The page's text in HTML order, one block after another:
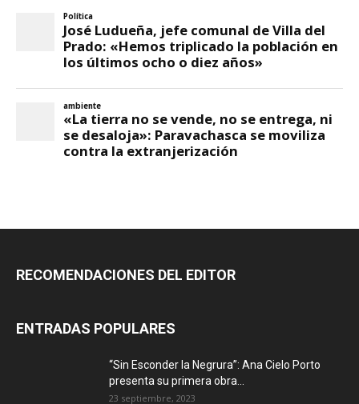
RECOMENDACIONES DEL EDITOR
ENTRADAS POPULARES
“Sin Esconder la Negrura”: Ana Cielo Porto
presenta su primera obra...
23 septiembre, 2023